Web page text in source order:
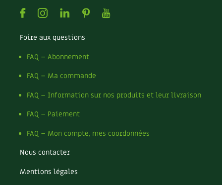
FacebookInstagramLinkedin
PinterestYoutube
Foire aux questions
FAQ – Abonnement
FAQ – Ma commande
FAQ – Information sur nos produits et leur livraison
FAQ – Paiement
FAQ – Mon compte, mes coordonnées
Nous contacter
Mentions légales